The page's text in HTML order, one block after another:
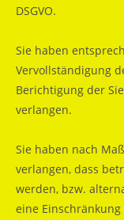
DSGVO.
Sie haben
Vervollständigung
Berichtigung der
verlangen.
Sie haben nach
verlangen, dass
werden, bzw.
eine